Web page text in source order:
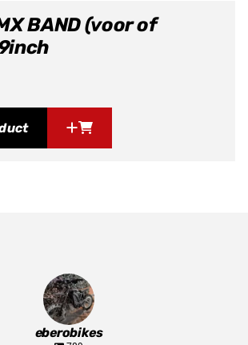
BAND (voor of
eberobikes